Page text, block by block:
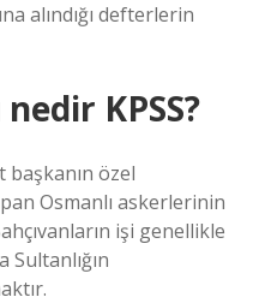
alındığı defterlerin
KPSS?
başkanın özel
Osmanlı askerlerinin
işi genellikle
Sultanlığın